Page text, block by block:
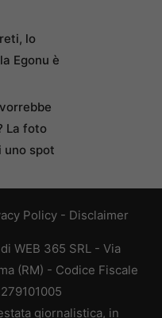
lo
Egonu è
La foto
uno spot
Policy - Disclaimer
WEB 365 SRL - Via
(RM) - Codice Fiscale
giornalistica, in